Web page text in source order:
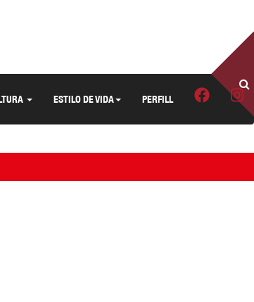
ESTILO DE VIDA PERFILL